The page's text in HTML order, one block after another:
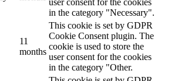
user consent for the cookies
in the category "Necessary".
11
months
This cookie is set by GDPR
Cookie Consent plugin. The
cookie is used to store the
user consent for the cookies
in the category "Other.